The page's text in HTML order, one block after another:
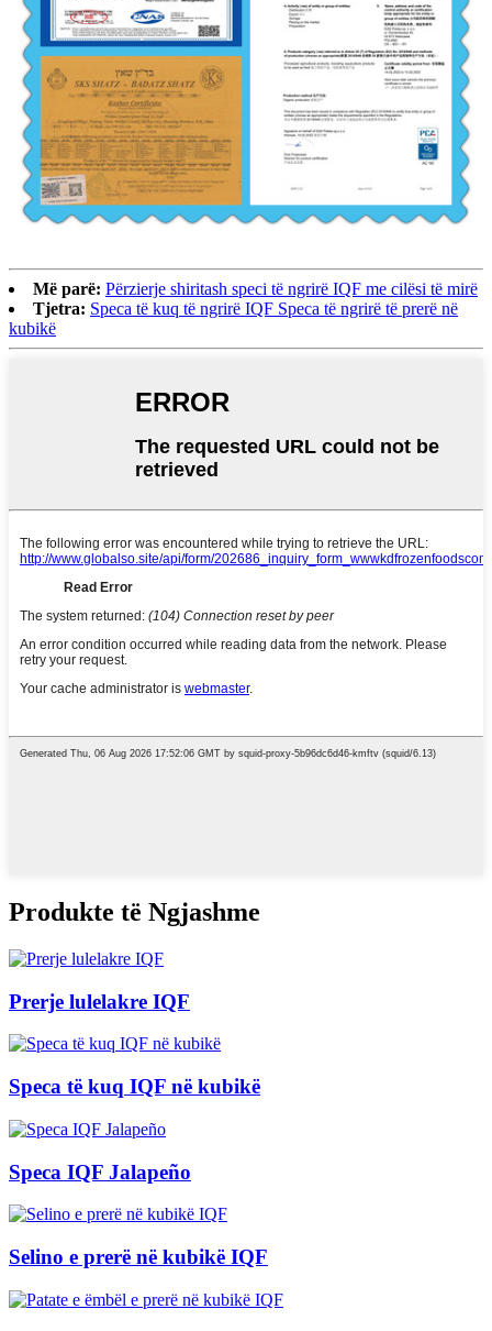
Më parë: Përzierje shiritash speci të ngrirë IQF me cilësi të mirë
Tjetra: Speca të kuq të ngrirë IQF Speca të ngrirë të prerë në
kubikë
Produkte të Ngjashme
Prerje lulelakre IQF
Speca të kuq IQF në kubikë
Speca IQF Jalapeño
Selino e prerë në kubikë IQF